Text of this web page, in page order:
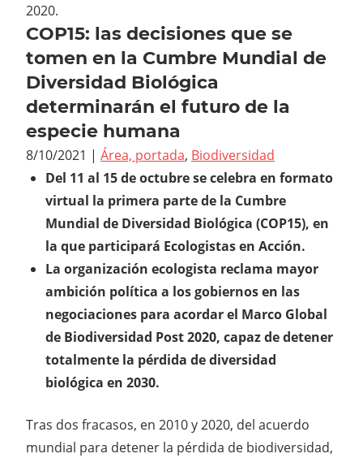
2020.
COP15: las decisiones que se
tomen en la Cumbre Mundial de
Diversidad Biológica
determinarán el futuro de la
especie humana
8/10/2021 | Área, portada, Biodiversidad
Del 11 al 15 de octubre se celebra en formato
virtual la primera parte de la Cumbre
Mundial de Diversidad Biológica (COP15), en
la que participará Ecologistas en Acción.
La organización ecologista reclama mayor
ambición política a los gobiernos en las
negociaciones para acordar el Marco Global
de Biodiversidad Post 2020, capaz de detener
totalmente la pérdida de diversidad
biológica en 2030.
Tras dos fracasos, en 2010 y 2020, del acuerdo
mundial para detener la pérdida de biodiversidad,